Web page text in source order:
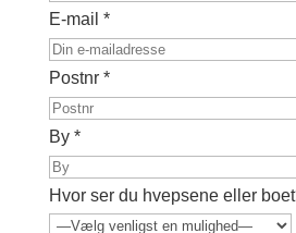
E-mail *
Postnr *
By *
Hvor ser du hvepsene eller